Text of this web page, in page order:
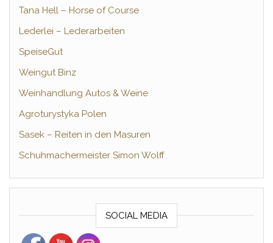
Tana Hell – Horse of Course
Lederlei – Lederarbeiten
SpeiseGut
Weingut Binz
Weinhandlung Autos & Weine
Agroturystyka Polen
Sasek – Reiten in den Masuren
Schuhmachermeister Simon Wolff
SOCIAL MEDIA